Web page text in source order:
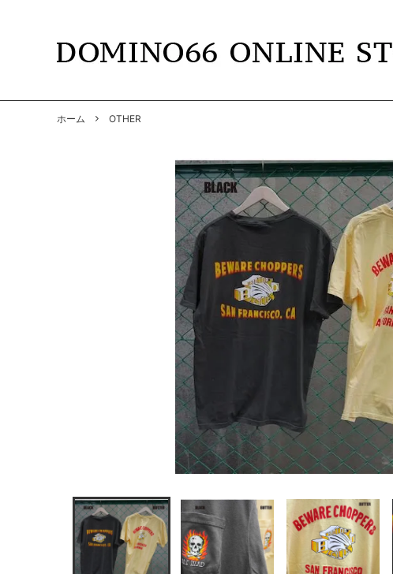
GLADHAND
CUTRATE
HWZNBROSS
MAD MOUSE COMIC SURF SKATE
SOWELU BARBER KING
SALE
ホーム OTHER